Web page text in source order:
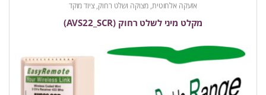
אזעקה אלחוטית, מצוקה ושלט רחוק, ציוד מוקד
מקלט מיני לשלט רחוק (AVS22_SCR)